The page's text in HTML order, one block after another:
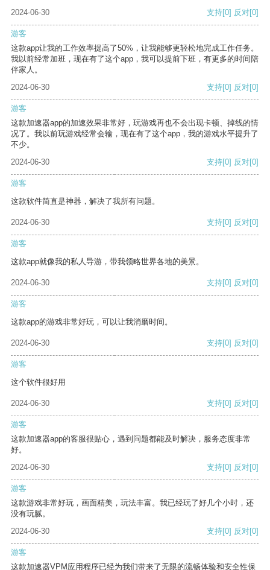
2024-06-30 支持[0] 反对[0]
游客
这款app让我的工作效率提高了50%，让我能够更轻松地完成工作任务。
我以前经常加班，现在有了这个app，我可以提前下班，有更多的时间陪
伴家人。
2024-06-30
支持[0] 反对[0]
游客
这款加速器app的加速效果非常好，玩游戏再也不会出现卡顿、掉线的情
况了。我以前玩游戏经常会输，现在有了这个app，我的游戏水平提升了
不少。
2024-06-30
支持[0] 反对[0]
游客
这款软件简直是神器，解决了我所有问题。
2024-06-30 支持[0] 反对[0]
游客
这款app就像我的私人导游，带我领略世界各地的美景。
2024-06-30 支持[0] 反对[0]
游客
这款app的游戏非常好玩，可以让我消磨时间。
2024-06-30 支持[0] 反对[0]
游客
这个软件很好用
2024-06-30 支持[0] 反对[0]
游客
这款加速器app的客服很贴心，遇到问题都能及时解决，服务态度非常
好。
2024-06-30
支持[0] 反对[0]
游客
这款游戏非常好玩，画面精美，玩法丰富。我已经玩了好几个小时，还
没有玩腻。
2024-06-30
支持[0] 反对[0]
游客
这款加速器VPM应用程序已经为我们带来了无限的流畅体验和安全性保